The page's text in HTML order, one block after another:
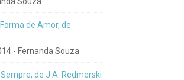
de Amor, de
- Fernanda Souza
de J.A. Redmerski